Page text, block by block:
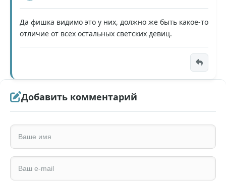
Да фишка видимо это у них, должно же быть какое-то
отличие от всех остальных светских девиц.
Добавить комментарий